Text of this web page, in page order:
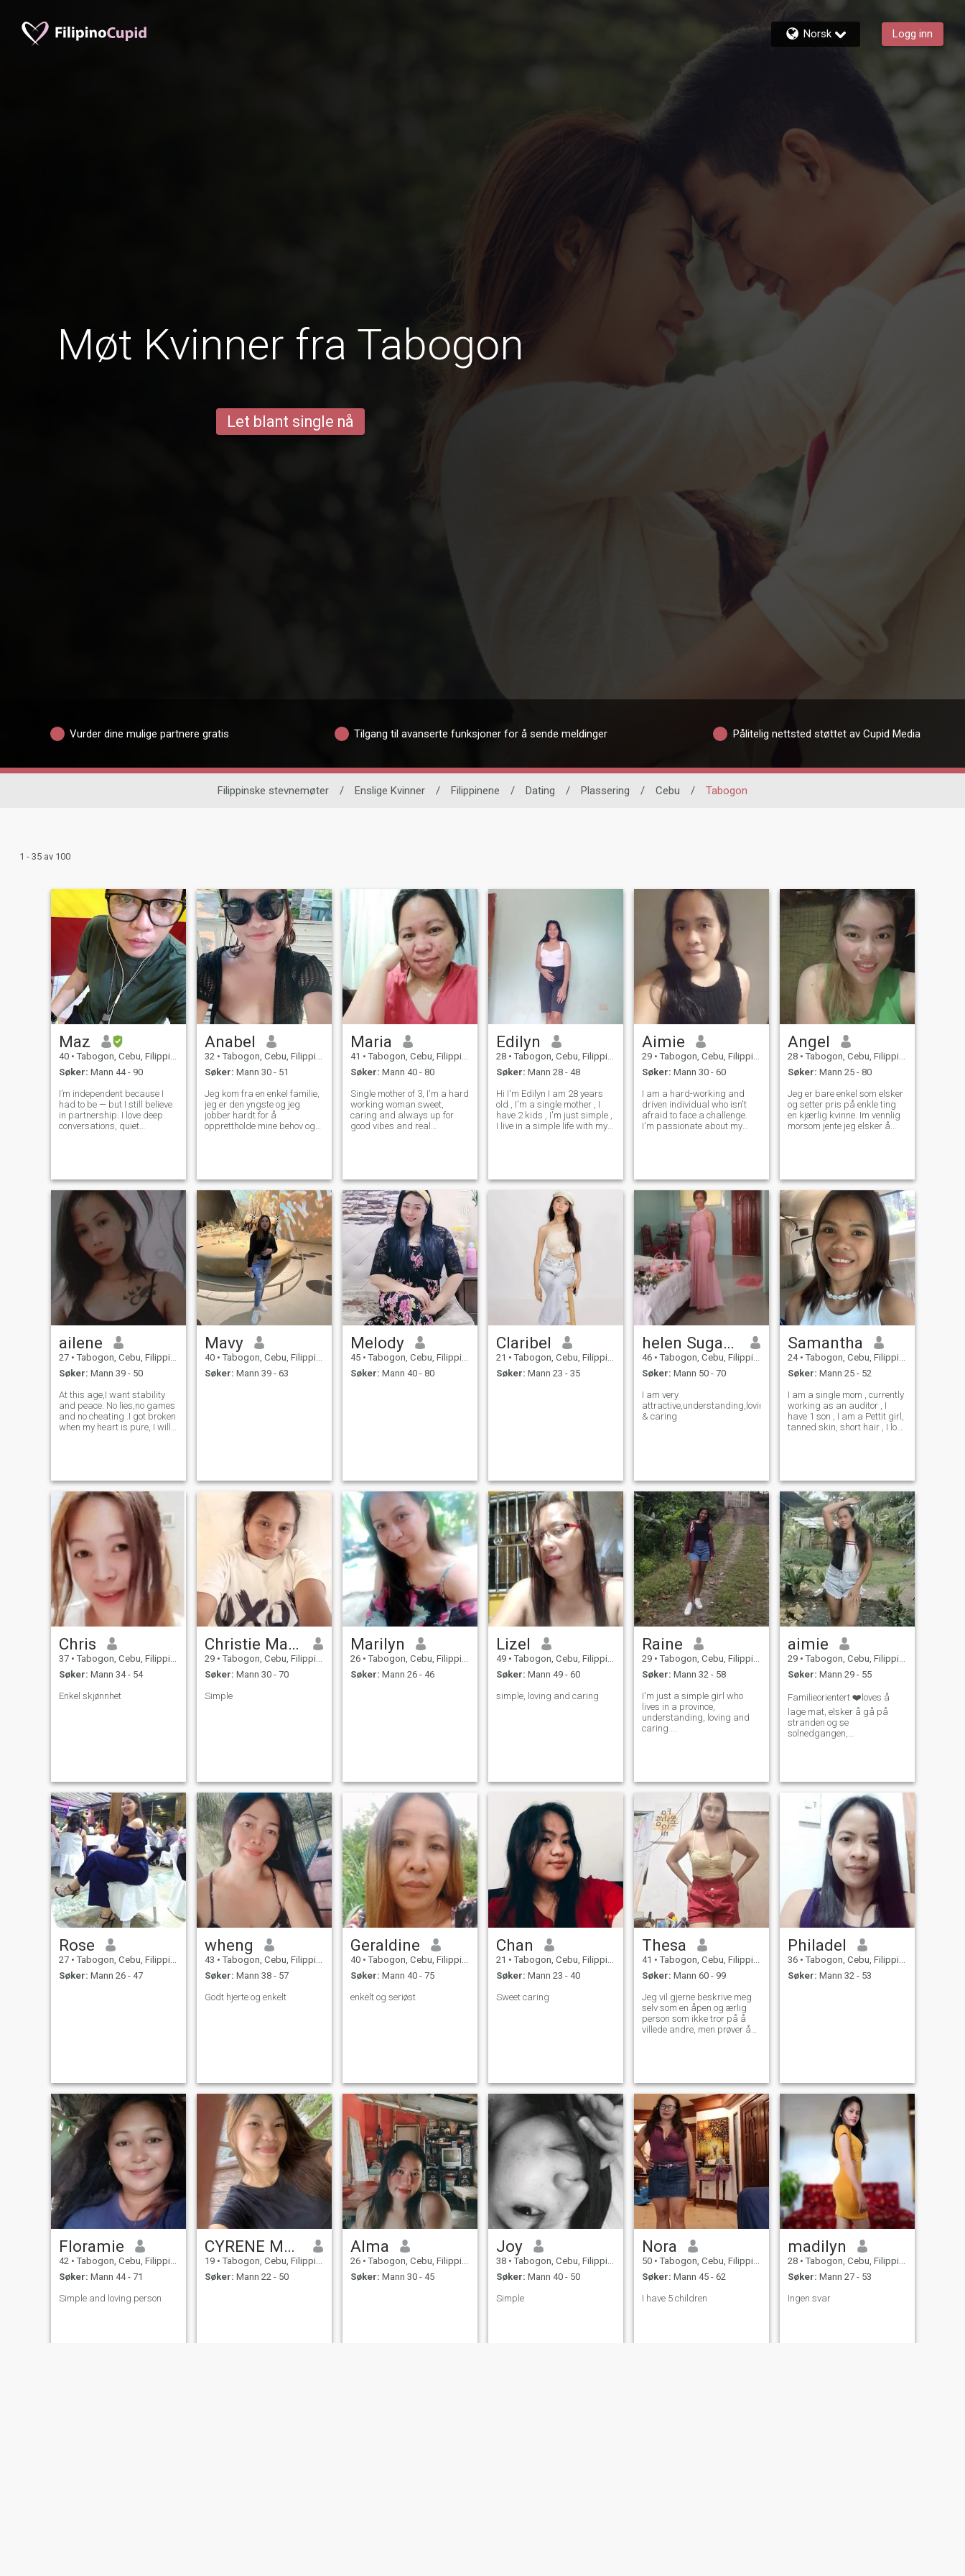
Norsk Logg inn
Møt Kvinner fra Tabogon
Let blant single nå
Vurder dine mulige partnere gratis Tilgang til avanserte funksjoner for å sende meldinger Pålitelig nettsted støttet av Cupid Media
Filippinske stevnemøter / Enslige Kvinner / Filippinene / Dating / Plassering / Cebu / Tabogon
1 - 35 av 100
Maz
40 • Tabogon, Cebu, Filippinene
Søker: Mann 44 - 90
I’m independent because I
had to be — but I still believe
in partnership. I love deep
conversations, quiet
for someone who wants to
step into
Anabel
32 • Tabogon, Cebu, Filippinene
Søker: Mann 30 - 51
Jeg kom fra en enkel familie,
jeg er den yngste og jeg
jobber hardt for å
opprettholde mine behov og
personen som er seriøs og
ekte også jobber som
produksjonsarbeider her.
min mor er bare husmor og
min far er snekker og også
fisker. Jeg elsker å høre på
musikk, jeg liker også å se
på film. Leter du etter
vennskap som fører til et
langsiktig forhold og
ekteskap en dag..Jeg håper
jeg finner deg her... Jeg vil
gjerne snakke med deg
snart her🥰
Maria
41 • Tabogon, Cebu, Filippinene
Søker: Mann 40 - 80
Single mother of 3, I'm a hard
working woman sweet,
caring and always up for
good vibes and real
specially Lumpia , pansit
and Adobo 😋 and loves t
Edilyn
28 • Tabogon, Cebu, Filippinene
Søker: Mann 28 - 48
Hi I'm Edilyn I am 28 years
old , I'm a single mother , I
have 2 kids , I'm just simple ,
I live in a simple life with my
have my f
Aimie
29 • Tabogon, Cebu, Filippinene
Søker: Mann 30 - 60
I am a hard-working and
driven individual who isn't
afraid to face a challenge.
I'm passionate about my
believe in misleading other
people and t
Angel
28 • Tabogon, Cebu, Filippinene
Søker: Mann 25 - 80
Jeg er bare enkel som elsker
og setter pris på enkle ting
en kjærlig kvinne. Im vennlig
morsom jente jeg elsker å
riding også mine liker, men
jeg har ikke sykkel 😂🤣
ailene
27 • Tabogon, Cebu, Filippinene
Søker: Mann 39 - 50
At this age,I want stability
and peace. No lies,no games
and no cheating .I got broken
when my heart is pure, I will
cam match my since
Mavy
40 • Tabogon, Cebu, Filippinene
Søker: Mann 39 - 63
Melody
45 • Tabogon, Cebu, Filippinene
Søker: Mann 40 - 80
Claribel
21 • Tabogon, Cebu, Filippinene
Søker: Mann 23 - 35
helen Sugarol
46 • Tabogon, Cebu, Filippinene
Søker: Mann 50 - 70
I am very
attractive,understanding,loving
& caring
Samantha
24 • Tabogon, Cebu, Filippinene
Søker: Mann 25 - 52
I am a single mom , currently
working as an auditor , I
have 1 son , I am a Pettit girl,
tanned skin, short hair , I love
Chris
37 • Tabogon, Cebu, Filippinene
Søker: Mann 34 - 54
Enkel skjønnhet
Christie Mae tinga
29 • Tabogon, Cebu, Filippinene
Søker: Mann 30 - 70
Simple
Marilyn
26 • Tabogon, Cebu, Filippinene
Søker: Mann 26 - 46
Lizel
49 • Tabogon, Cebu, Filippinene
Søker: Mann 49 - 60
simple, loving and caring
Raine
29 • Tabogon, Cebu, Filippinene
Søker: Mann 32 - 58
I'm just a simple girl who
lives in a province,
understanding, loving and
caring ...
aimie
29 • Tabogon, Cebu, Filippinene
Søker: Mann 29 - 55
Familieorientert ❤️loves å
lage mat, elsker å gå på
stranden og se
solnedgangen,
lett å gå person og en vennlig
Rose
27 • Tabogon, Cebu, Filippinene
Søker: Mann 26 - 47
wheng
43 • Tabogon, Cebu, Filippinene
Søker: Mann 38 - 57
Godt hjerte og enkelt
Geraldine
40 • Tabogon, Cebu, Filippinene
Søker: Mann 40 - 75
enkelt og seriøst
Chan
21 • Tabogon, Cebu, Filippinene
Søker: Mann 23 - 40
Sweet caring
Thesa
41 • Tabogon, Cebu, Filippinene
Søker: Mann 60 - 99
Jeg vil gjerne beskrive meg
selv som en åpen og ærlig
person som ikke tror på å
villede andre, men prøver å
Philadel
36 • Tabogon, Cebu, Filippinene
Søker: Mann 32 - 53
Floramie
42 • Tabogon, Cebu, Filippinene
Søker: Mann 44 - 71
Simple and loving person
CYRENE MAE
19 • Tabogon, Cebu, Filippinene
Søker: Mann 22 - 50
Alma
26 • Tabogon, Cebu, Filippinene
Søker: Mann 30 - 45
Joy
38 • Tabogon, Cebu, Filippinene
Søker: Mann 40 - 50
Simple
Nora
50 • Tabogon, Cebu, Filippinene
Søker: Mann 45 - 62
I have 5 children
madilyn
28 • Tabogon, Cebu, Filippinene
Søker: Mann 27 - 53
Ingen svar